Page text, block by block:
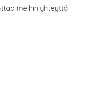
meihin yhteyttä